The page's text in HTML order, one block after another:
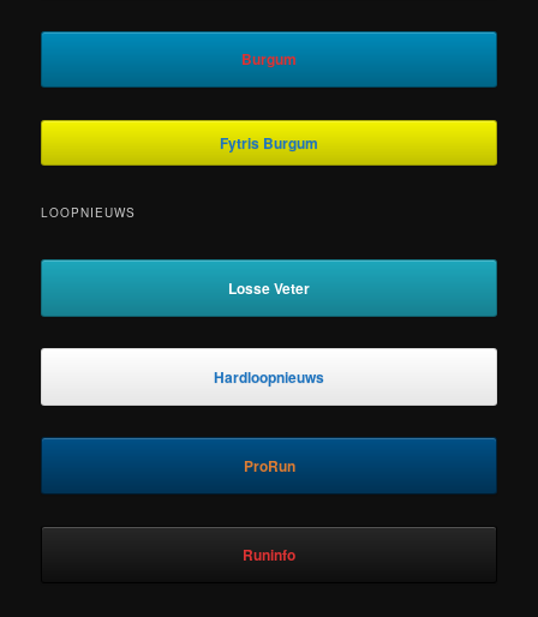
Burgum
Fytris Burgum
LOOPNIEUWS
Losse Veter
Hardloopnieuws
ProRun
Runinfo